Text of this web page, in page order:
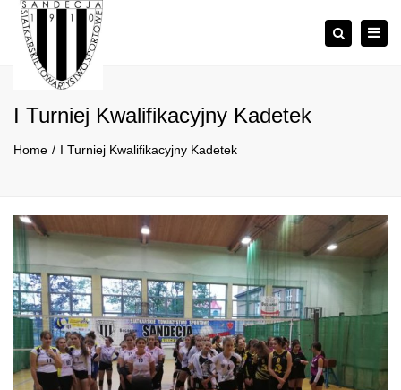
Szukaj
I Turniej Kwalifikacyjny Kadetek
Home I Turniej Kwalifikacyjny Kadetek